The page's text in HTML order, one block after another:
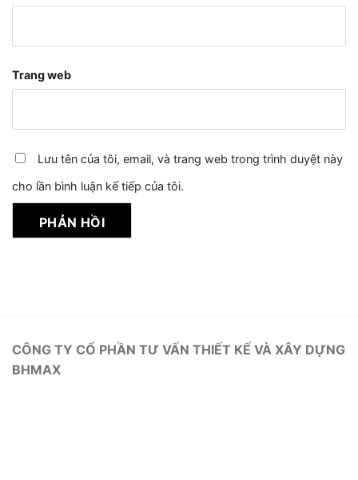
Trang web
Lưu tên của tôi, email, và trang web trong trình duyệt này
cho lần bình luận kế tiếp của tôi.
CÔNG TY CỔ PHẦN TƯ VẤN THIẾT KẾ VÀ XÂY DỰNG
BHMAX